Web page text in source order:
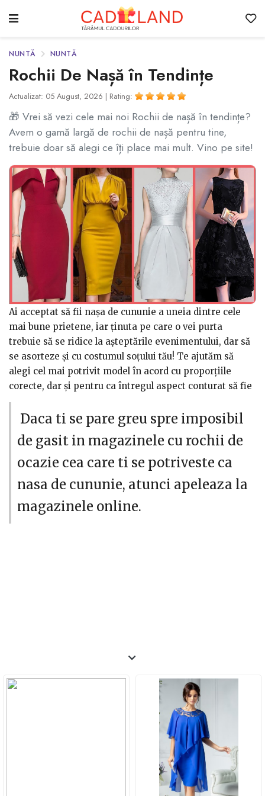
NUNTĂ NUNTĂ
Rochii De Nașă în Tendințe
Actualizat: 05 August, 2026 | Rating:
🎁 Vrei să vezi cele mai noi Rochii de nașă în tendințe?
Avem o gamă largă de rochii de nașă pentru tine,
trebuie doar să alegi ce îți place mai mult. Vino pe site!
Ai acceptat să fii nașa de cununie a uneia dintre cele
mai bune prietene, iar ținuta pe care o vei purta
trebuie să se ridice la așteptările evenimentului, dar să
se asorteze și cu costumul soțului tău! Te ajutăm să
alegi cel mai potrivit model în acord cu proporțiile
corecte, dar și pentru ca întregul aspect conturat să fie
modern, în tendințe.
Sfaturi utile pentru o ținută impecabilă de nașă:
- Uită de modelele de rochii pe care le ai de câțiva ani
în garderobă! Majoritatea nu se mai poartă, iar efectul
- Verifică cele mai în vogă culori și orientează-te spre o
rochie în culoarea care te complimentează;
Ce modele de rochii de nașă se poartă în 2018?
Tendințele se modifică de la an la an în materie de
rochii de ocazie, astfel încât achizițiile trebuie făcute în
mod inteligent. Investește în rochii confecționate din
Daca ti se pare greu spre imposibil
de gasit in magazinele cu rochii de
ocazie cea care ti se potriveste ca
nasa de cununie, atunci apeleaza la
magazinele online.